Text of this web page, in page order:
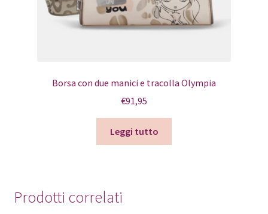
Borsa con due manici e tracolla Olympia
€91,95
Leggi tutto
Prodotti correlati